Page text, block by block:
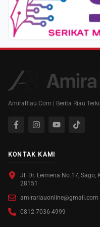
AmiraRiau.Com | Berita Riau
KONTAK KAMI
Jl. Dr. Leimena No.17, Sago,
28151
amirariauonline@gmail.com
0812-7036-4999